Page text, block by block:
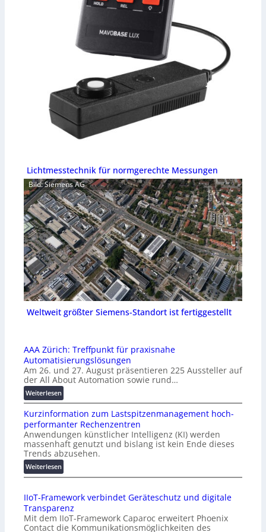
Lichtmesstechnik für normgerechte Messungen
Bild: Siemens AG
Weltweit größter Siemens-Standort ist fertiggestellt
AAA Zürich: Treffpunkt für praxisnahe
Automatisierungslösungen
Am 26. und 27. August präsentieren 225 Aussteller auf
der All About Automation sowie rund…
Weiterlesen:
A
A
A
Z
ü
r
i
c
:
T
r
Kurzinformation zum Lastspitzenmanagement hoch-
performanter Rechenzentren
Anwendungen künstlicher Intelligenz (KI) werden
massenhaft genutzt und bislang ist kein Ende dieses
Trends abzusehen.
Weiterlesen:
K
r
z
i
n
IIoT-Framework verbindet Geräteschutz und digitale
Transparenz
Mit dem IIoT-Framework Caparoc erweitert Phoenix
Contact die Kommunikationsmöglichkeiten des